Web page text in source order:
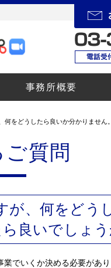
事務所概要
何をどうしたら良いか分かりません
質問
が、何をどう
良いでしょう
でいくか決める必要があり